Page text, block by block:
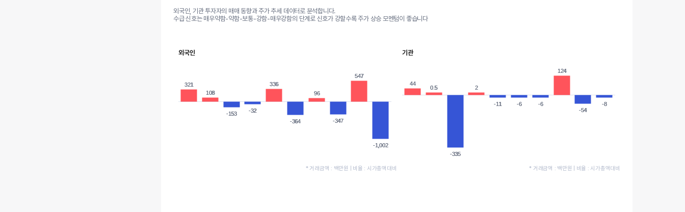
외국인, 기관 투자자의 매매 동향과 주가 추세 데이터로 분석합니다.
수급 신호는 매우약함-약함-보통-강함-매우강함의 단계로 신호가 강할수록 주가 상승 모멘텀이 좋습니다
외국인
321
321
108
108
-153
-153 -32
-32
336
336
-364
-364
96
96
-347
-347
547
547
-1,002
-1,002
* 거래금액 : 백만원 | 비율 : 시가총액대비
기관
44
44
0.5
0.5
-335
-335
2
2
-11
-11 -6
-6 -6
-6
124
124
-54
-54
-8
-8
* 거래금액 : 백만원 | 비율 : 시가총액대비